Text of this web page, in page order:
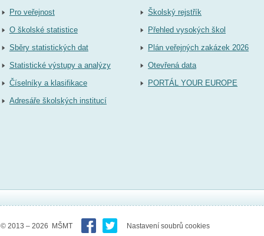
Pro veřejnost
O školské statistice
Sběry statistických dat
Statistické výstupy a analýzy
Číselníky a klasifikace
Adresáře školských institucí
Školský rejstřík
Přehled vysokých škol
Plán veřejných zakázek 2026
Otevřená data
PORTÁL YOUR EUROPE
© 2013 – 2026 MŠMT Nastavení soubrů cookies